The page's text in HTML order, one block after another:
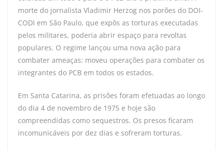
morte do jornalista Vladimir Herzog nos porões do DOI-
CODI em São Paulo, que expôs as torturas executadas
pelos militares, poderia abrir espaço para revoltas
populares. O regime lançou uma nova ação para
combater ameaças: moveu operações para combater os
integrantes do PCB em todos os estados.
Em Santa Catarina, as prisões foram efetuadas ao longo
do dia 4 de novembro de 1975 e hoje são
compreendidas como sequestros. Os presos ficaram
incomunicáveis por dez dias e sofreram torturas.